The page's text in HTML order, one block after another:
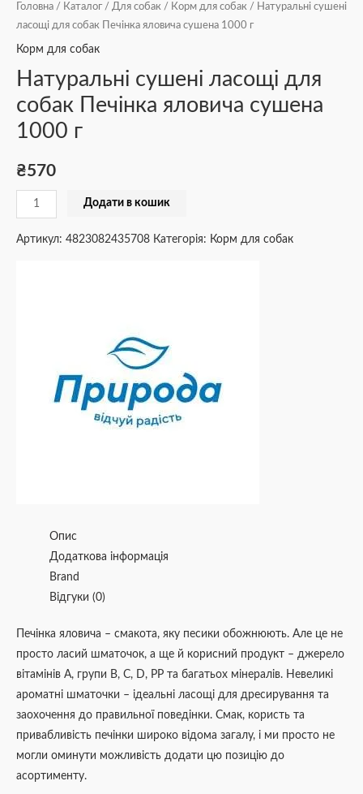
Головна / Каталог / Для собак / Корм для собак / Натуральні сушені
ласощі для собак Печінка яловича сушена 1000 г
Корм для собак
Натуральні сушені ласощі для
собак Печінка яловича сушена
1000 г
₴570
Додати в кошик
Артикул: 4823082435708 Категорія: Корм для собак
Опис
Додаткова інформація
Brand
Відгуки (0)
Печінка яловича – смакота, яку песики обожнюють. Але це не
просто ласий шматочок, а ще й корисний продукт – джерело
вітамінів А, групи В, С, D, РР та багатьох мінералів. Невеликі
ароматні шматочки – ідеальні ласощі для дресирування та
заохочення до правильної поведінки. Смак, користь та
привабливість печінки широко відома загалу, і ми просто не
могли оминути можливість додати цю позицію до
асортименту.